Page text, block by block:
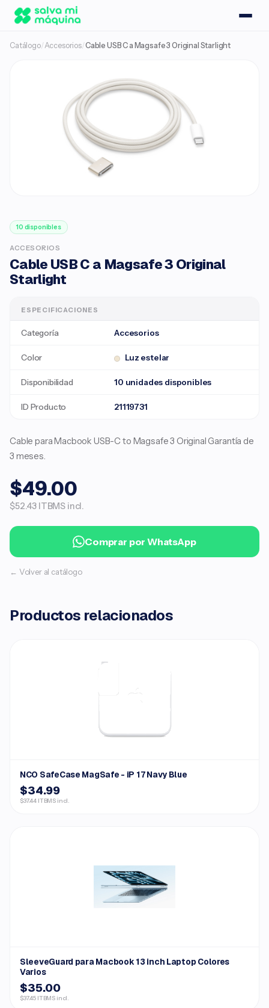
Catálogo/Accesorios/Cable USB C a Magsafe 3 Original Starlight
10 disponibles
ACCESORIOS
Cable USB C a Magsafe 3 Original
Starlight
ESPECIFICACIONES
Categoría Accesorios
Color Luz estelar
Disponibilidad 10 unidades disponibles
ID Producto 21119731
Cable para Macbook USB-C to Magsafe 3 Original Garantía de
3 meses.
$49.00
$52.43 ITBMS incl.
Comprar por WhatsApp
← Volver al catálogo
Productos relacionados
NCO SafeCase MagSafe - iP 17 Navy Blue
$34.99
$37.44 ITBMS incl.
SleeveGuard para Macbook 13 inch Laptop Colores
Varios
$35.00
$37.45 ITBMS incl.